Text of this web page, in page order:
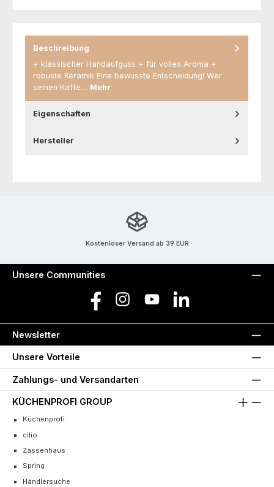
Beschreibung
+ klassischer Handaufguss + für volles Aroma +
robuste Keramik Eine bewusste Entscheidung! Wer
seinen Kaffe… Mehr
Eigenschaften
Hersteller
Kostenloser Versand ab 39 EUR
Unsere Communities
Facebook Instagram YouTube LinkedIn
Newsletter
Unsere Vorteile
Zahlungs- und Versandarten
KÜCHENPROFI GROUP
Küchenprofi
cilio
Zassenhaus
Spring
Händlersuche